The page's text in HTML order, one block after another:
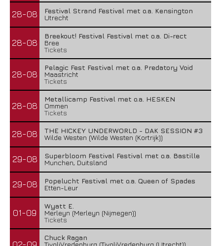
28-08
Festival Strand Festival met o.a. Kensington
Utrecht
28-08
Breekout! Festival Festival met o.a. Di-rect
Bree
Tickets
28-08
Pelagic Fest Festival met o.a. Predatory Void
Maastricht
Tickets
28-08
Metallicamp Festival met o.a. HESKEN
Ommen
Tickets
28-08
THE HICKEY UNDERWORLD - DAK SESSION #3
Wilde Westen (Wilde Westen (Kortrijk))
29-08
Superbloom Festival Festival met o.a. Bastille
Munchen, Duitsland
29-08
Popelucht Festival met o.a. Queen of Spades
Etten-Leur
01-09
Wyatt E.
Merleyn (Merleyn (Nijmegen))
Tickets
Chuck Ragan
TivoliVredenburg (TivoliVredenburg (Utrecht))